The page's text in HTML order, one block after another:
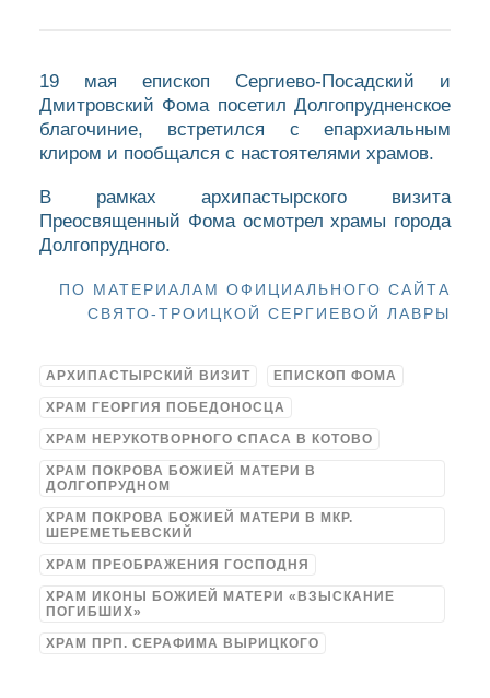
19 мая епископ Сергиево-Посадский и
Дмитровский Фома посетил Долгопрудненское
благочиние, встретился с епархиальным
клиром и пообщался с настоятелями храмов.
В рамках архипастырского визита
Преосвященный Фома осмотрел храмы города
Долгопрудного.
ПО МАТЕРИАЛАМ ОФИЦИАЛЬНОГО САЙТА
СВЯТО-ТРОИЦКОЙ СЕРГИЕВОЙ ЛАВРЫ
АРХИПАСТЫРСКИЙ ВИЗИТ ЕПИСКОП ФОМА
ХРАМ ГЕОРГИЯ ПОБЕДОНОСЦА
ХРАМ НЕРУКОТВОРНОГО СПАСА В КОТОВО
ХРАМ ПОКРОВА БОЖИЕЙ МАТЕРИ В
ДОЛГОПРУДНОМ
ХРАМ ПОКРОВА БОЖИЕЙ МАТЕРИ В МКР.
ШЕРЕМЕТЬЕВСКИЙ
ХРАМ ПРЕОБРАЖЕНИЯ ГОСПОДНЯ
ХРАМ ИКОНЫ БОЖИЕЙ МАТЕРИ «ВЗЫСКАНИЕ
ПОГИБШИХ»
ХРАМ ПРП. СЕРАФИМА ВЫРИЦКОГО